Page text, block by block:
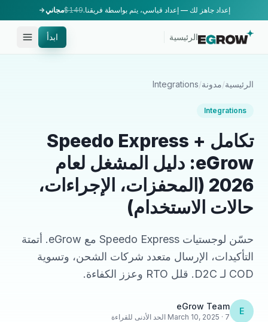
إعداد جاهز لك — إعداد قياسي، يتم بواسطة فريقنا.$149مجاني
الرئيسية ابدأ
الرئيسية/مدونة/
Integrations
Integrations
تكامل Speedo Express +
eGrow: دليل المشغل لعام
2026 (المحفزات، الإجراءات،
حالات الاستخدام)
حسّن لوجستيات Speedo Express مع eGrow. أتمتة
التأكيدات، الإرسال متعدد شركات الشحن، وتسوية
COD لـ D2C. قلل RTO وعزز الكفاءة.
E
eGrow Team
March 10, 2025 · 7 الحد الأدنى للقراءة